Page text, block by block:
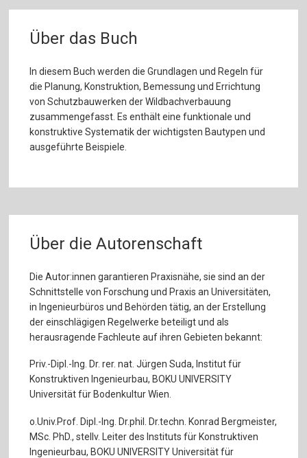
Über das Buch
In diesem Buch werden die Grundlagen und Regeln für
die Planung, Konstruktion, Bemessung und Errichtung
von Schutzbauwerken der Wildbachverbauung
zusammengefasst. Es enthält eine funktionale und
konstruktive Systematik der wichtigsten Bautypen und
ausgeführte Beispiele.
Über die Autorenschaft
Die Autor:innen garantieren Praxisnähe, sie sind an der
Schnittstelle von Forschung und Praxis an Universitäten,
in Ingenieurbüros und Behörden tätig, an der Erstellung
der einschlägigen Regelwerke beteiligt und als
herausragende Fachleute auf ihren Gebieten bekannt:
Priv.-Dipl.-Ing. Dr. rer. nat. Jürgen Suda, Institut für
Konstruktiven Ingenieurbau, BOKU UNIVERSITY
Universität für Bodenkultur Wien.
o.Univ.Prof. Dipl.-Ing. Dr.phil. Dr.techn. Konrad Bergmeister,
MSc. PhD., stellv. Leiter des Instituts für Konstruktiven
Ingenieurbau, BOKU UNIVERSITY Universität für